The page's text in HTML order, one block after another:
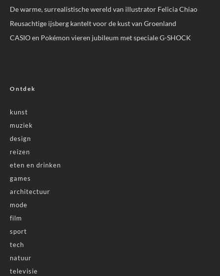
De warme, surrealistische wereld van illustrator Felicia Chiao
Reusachtige ijsberg kantelt voor de kust van Groenland
CASIO en Pokémon vieren jubileum met speciale G-SHOCK
Ontdek
kunst
muziek
design
reizen
eten en drinken
games
architectuur
mode
film
sport
tech
natuur
televisie